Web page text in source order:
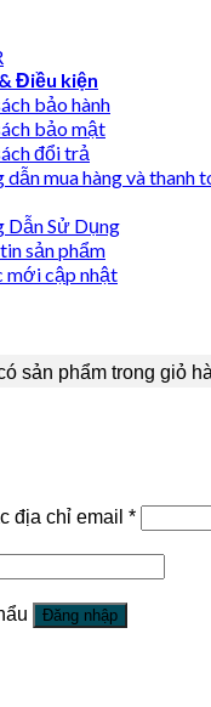
Điều kiện
bảo hành
bảo mật
đổi trả
mua hàng và thanh
Sử Dụng
sản phẩm
mới cập nhật
sản phẩm trong giỏ
địa chỉ email *
Đăng nhập